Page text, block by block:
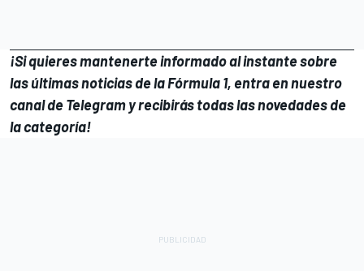
¡Si quieres mantenerte informado al instante sobre
las últimas noticias de la Fórmula 1, entra ennuestro
canal de Telegramy recibirás todas las novedades de
la categoría!